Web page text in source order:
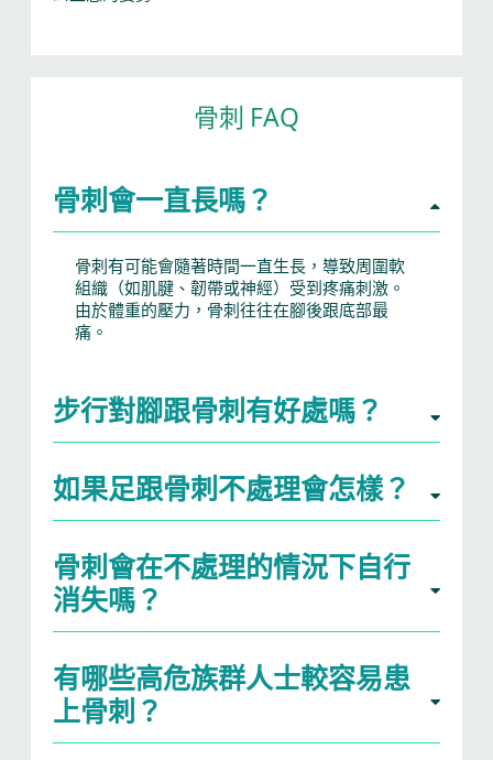
骨刺 FAQ
骨刺會一直長嗎？
骨刺有可能會隨著時間一直生長，導致周圍軟
組織（如肌腱、韌帶或神經）受到疼痛刺激。
由於體重的壓力，骨刺往往在腳後跟底部最
痛。
步行對腳跟骨刺有好處嗎？
如果足跟骨刺不處理會怎樣？
骨刺會在不處理的情況下自行
消失嗎？
有哪些高危族群人士較容易患
上骨刺？